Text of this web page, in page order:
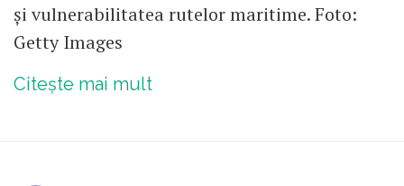
și vulnerabilitatea rutelor maritime. Foto:
Getty Images
Citește mai mult